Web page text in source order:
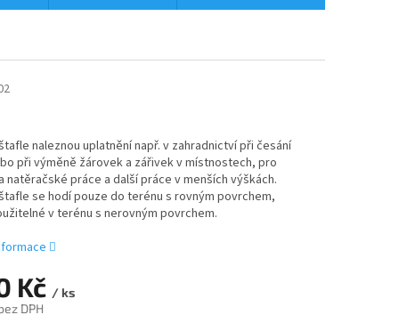
Kč / ks
DPH
naleznou uplatnění např. v zahradnictví při česání
při výměně žárovek a zářivek v místnostech, pro
natěračské práce a další práce v menších výškách.
se hodí pouze do terénu s rovným povrchem,
v terénu s nerovným povrchem.